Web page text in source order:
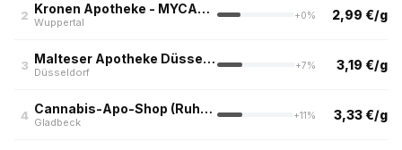
2 Kronen Apotheke - MYCANNABIS
Wuppertal
+0% 2,99 €/g
3 Malteser Apotheke Düsseldorf | Greencalm
Düsseldorf
+7% 3,19 €/g
4 Cannabis-Apo-Shop (Ruhrpott)
Gladbeck
+11% 3,33 €/g